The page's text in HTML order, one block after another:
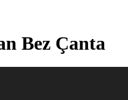
Bez Çanta